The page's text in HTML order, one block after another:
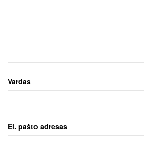
Vardas
El. pašto adresas